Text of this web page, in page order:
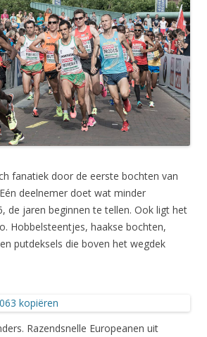
fanatiek door de eerste bochten van
deelnemer doet wat minder
de jaren beginnen te tellen. Ook ligt het
Hobbelsteentjes, haakse bochten,
putdeksels die boven het wegdek
Razendsnelle Europeanen uit